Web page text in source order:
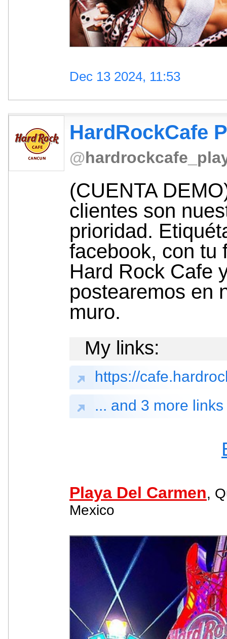
Dec 13 2024, 11:53
HardRockCafe
@
(CUENTA
clientes son
prioridad.
facebook, con tu
Hard Rock Cafe
postearemos en
muro.
My links:
https://
... and 3 more
Playa Del Carmen,
Mexico